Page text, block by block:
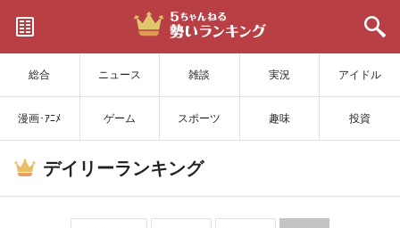
総合 ニュース 雑談 実況 アイドル
漫画･ｱﾆﾒ ゲーム スポーツ 趣味 投資
サイトを更新
デイリーランキング